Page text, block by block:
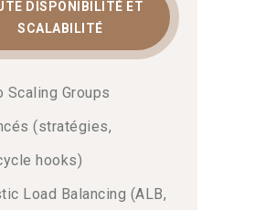
VPC et
l’accent est mis sur la
peering VPC, Transit
les VPC Endpoints.
AWS avancéedétaille la
DISPONIBILITÉ ET
SCALABILITÉ
Scaling Groups
(stratégies,
hooks)
Load Balancing (ALB,